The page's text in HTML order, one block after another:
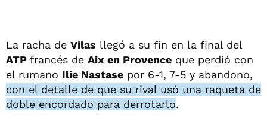
La racha de Vilas llegó a su fin en la final del
ATP francés de Aix en Provence que perdió con
el rumano Ilie Nastase por 6-1, 7-5 y abandono,
con el detalle de que su rival usó una raqueta de
doble encordado para derrotarlo.